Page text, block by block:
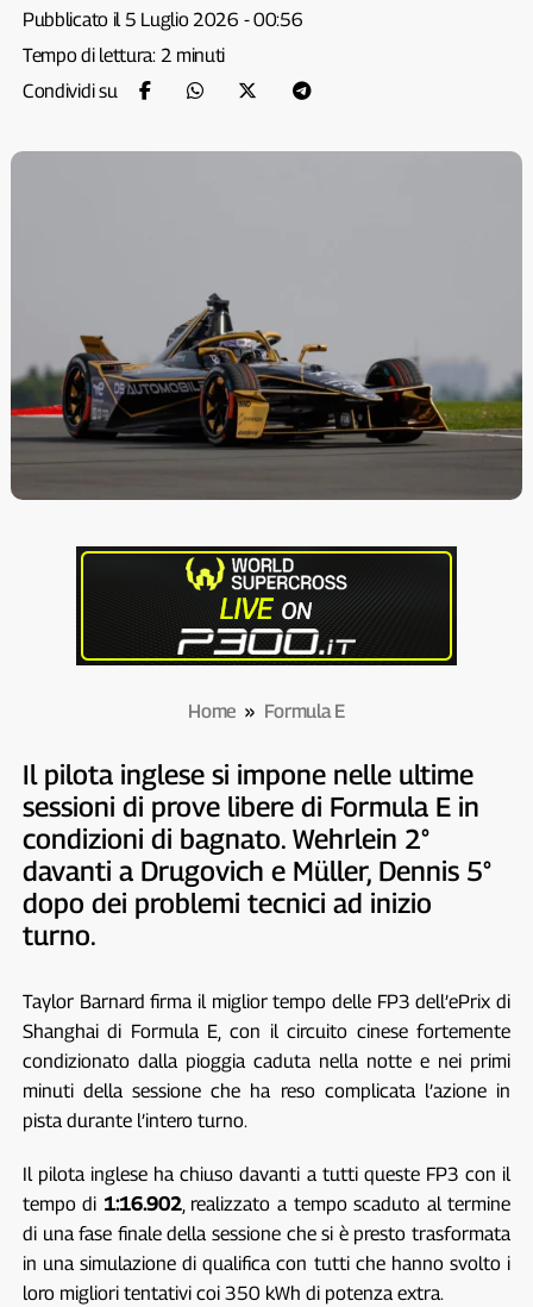
Pubblicato il 5 Luglio 2026 - 00:56
Tempo di lettura: 2 minuti
Condividi su
Home » Formula E
Il pilota inglese si impone nelle ultime
sessioni di prove libere di Formula E in
condizioni di bagnato. Wehrlein 2°
davanti a Drugovich e Müller, Dennis 5°
dopo dei problemi tecnici ad inizio
turno.
Taylor Barnard firma il miglior tempo delle FP3 dell’ePrix di
Shanghai di Formula E, con il circuito cinese fortemente
condizionato dalla pioggia caduta nella notte e nei primi
minuti della sessione che ha reso complicata l’azione in
pista durante l’intero turno.
Il pilota inglese ha chiuso davanti a tutti queste FP3 con il
tempo di 1:16.902, realizzato a tempo scaduto al termine
di una fase finale della sessione che si è presto trasformata
in una simulazione di qualifica con tutti che hanno svolto i
loro migliori tentativi coi 350 kWh di potenza extra.